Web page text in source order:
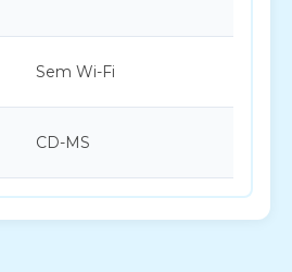
Sem Wi-Fi
CD-MS